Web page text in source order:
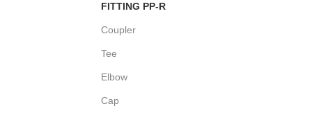
FITTING PP-R
Coupler
Tee
Elbow
Cap